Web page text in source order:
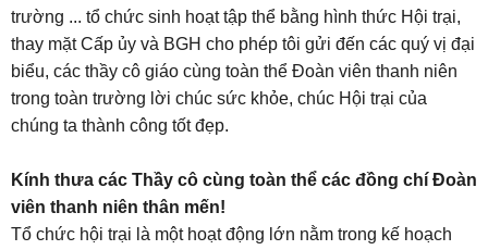
trường ... tổ chức sinh hoạt tập thể bằng hình thức Hội trại,
thay mặt Cấp ủy và BGH cho phép tôi gửi đến các quý vị đại
biểu, các thầy cô giáo cùng toàn thể Đoàn viên thanh niên
trong toàn trường lời chúc sức khỏe, chúc Hội trại của
chúng ta thành công tốt đẹp.
Kính thưa các Thầy cô cùng toàn thể các đồng chí Đoàn
viên thanh niên thân mến!
Tổ chức hội trại là một hoạt động lớn nằm trong kế hoạch